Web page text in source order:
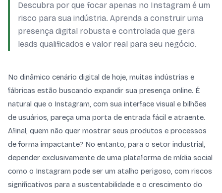
Descubra por que focar apenas no Instagram é um
risco para sua indústria. Aprenda a construir uma
presença digital robusta e controlada que gera
leads qualificados e valor real para seu negócio.
No dinâmico cenário digital de hoje, muitas indústrias e
fábricas estão buscando expandir sua presença online. É
natural que o Instagram, com sua interface visual e bilhões
de usuários, pareça uma porta de entrada fácil e atraente.
Afinal, quem não quer mostrar seus produtos e processos
de forma impactante? No entanto, para o setor industrial,
depender exclusivamente de uma plataforma de mídia social
como o Instagram pode ser um atalho perigoso, com riscos
significativos para a sustentabilidade e o crescimento do